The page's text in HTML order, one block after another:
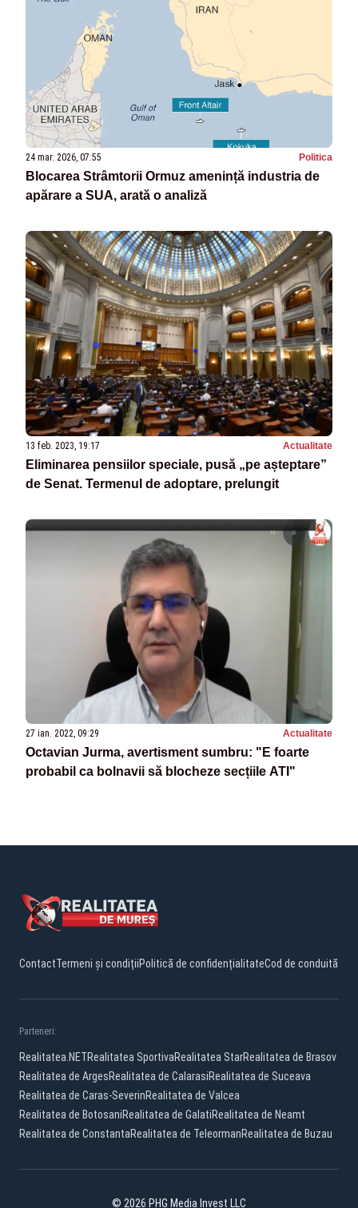
24 mar. 2026, 07:55 Politica
Blocarea Strâmtorii Ormuz amenință industria de
apărare a SUA, arată o analiză
13 feb. 2023, 19:17 Actualitate
Eliminarea pensiilor speciale, pusă „pe așteptare”
de Senat. Termenul de adoptare, prelungit
27 ian. 2022, 09:29 Actualitate
Octavian Jurma, avertisment sumbru: "E foarte
probabil ca bolnavii să blocheze secțiile ATI"
ContactTermeni și condițiiPolitică de confidențialitateCod de conduită
Parteneri:
Realitatea.NETRealitatea SportivaRealitatea StarRealitatea de Brasov
Realitatea de ArgesRealitatea de CalarasiRealitatea de Suceava
Realitatea de Caras-SeverinRealitatea de Valcea
Realitatea de BotosaniRealitatea de GalatiRealitatea de Neamt
Realitatea de ConstantaRealitatea de TeleormanRealitatea de Buzau
© 2026 PHG Media Invest LLC